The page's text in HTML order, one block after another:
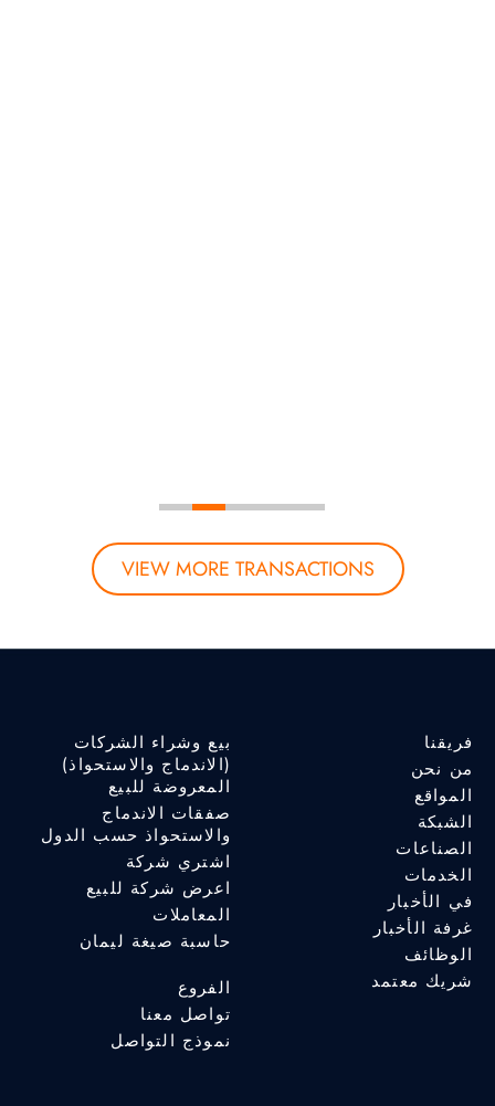
VIEW MORE TRANSACTIONS
فريقنا
من نحن
المواقع
الشبكة
الصناعات
الخدمات
في الأخبار
غرفة الأخبار
الوظائف
شريك معتمد
بيع وشراء الشركات
(الاندماج والاستحواذ)
المعروضة للبيع
صفقات الاندماج
والاستحواذ حسب الدول
اشتري شركة
اعرض شركة للبيع
المعاملات
حاسبة صيغة ليمان
الفروع
تواصل معنا
نموذج التواصل